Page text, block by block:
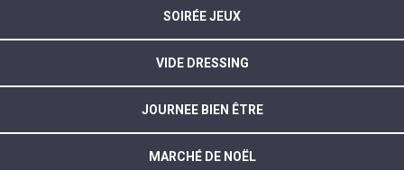
SOIRÉE JEUX
VIDE DRESSING
JOURNEE BIEN ÊTRE
MARCHÉ DE NOËL